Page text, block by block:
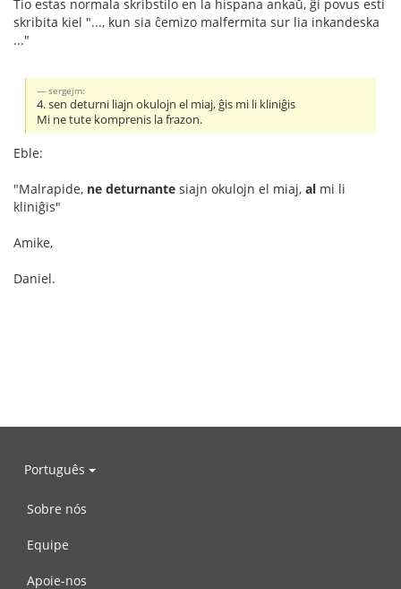
Tio estas normala skribstilo en la hispana ankaŭ, ĝi povus esti
skribita kiel "..., kun sia ĉemizo malfermita sur lia inkandeska
..."
sergejm:
4. sen deturni liajn okulojn el miaj, ĝis mi li kliniĝis
Mi ne tute komprenis la frazon.
Eble:
"Malrapide, ne deturnante siajn okulojn el miaj, al mi li
kliniĝis"
Amike,
Daniel.
Português
Sobre nós
Equipe
Apoie-nos